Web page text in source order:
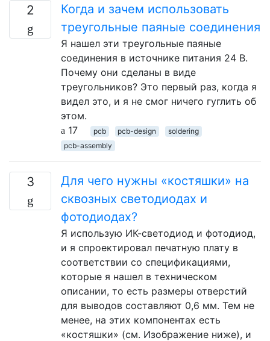
2
Когда и зачем использовать
треугольные паяные соединения
Я нашел эти треугольные паяные
соединения в источнике питания 24 В.
Почему они сделаны в виде
треугольников? Это первый раз, когда я
видел это, и я не смог ничего гуглить об
этом.
17
pcb pcb-design
soldering
pcb-assembly
3
Для чего нужны «костяшки» на
сквозных светодиодах и
фотодиодах?
Я использую ИК-светодиод и фотодиод,
и я спроектировал печатную плату в
соответствии со спецификациями,
которые я нашел в техническом
описании, то есть размеры отверстий
для выводов составляют 0,6 мм. Тем не
менее, на этих компонентах есть
«костяшки» (см. Изображение ниже), и